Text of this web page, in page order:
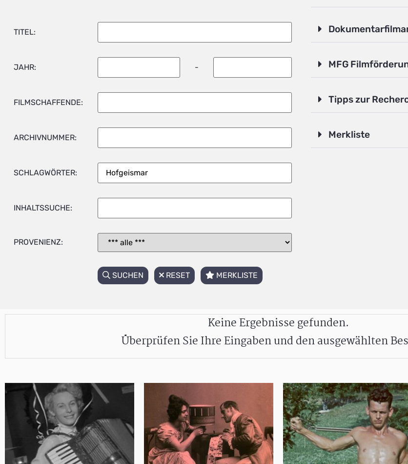
TITEL:
JAHR: -
FILMSCHAFFENDE:
ARCHIVNUMMER:
SCHLAGWÖRTER:
INHALTSSUCHE:
PROVENIENZ:
SUCHEN RESET MERKLISTE
MFG
Tipps zur
Merkliste
Keine Ergebnisse gefunden.
Überprüfen Sie Ihre Eingaben und den ausgewählten